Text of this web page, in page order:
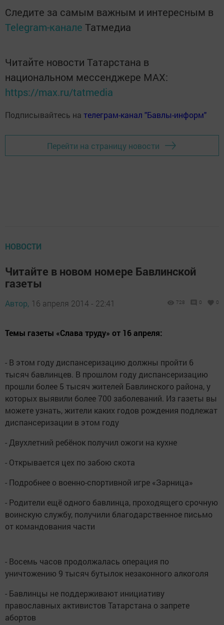
Следите за самым важным и интересным в
Telegram-канале Татмедиа
Читайте новости Татарстана в
национальном мессенджере MАХ:
https://max.ru/tatmedia
Подписывайтесь на телеграм-канал "Бавлы-информ"
Перейти на страницу новости
НОВОСТИ
Читайте в новом номере Бавлинской
газеты
Автор, 16 апреля 2014 - 22:41 728 0 0
Темы газеты «Слава труду» от 16 апреля:
- В этом году диспансеризацию должны пройти 6
тысяч бавлинцев. В прошлом году диспансеризацию
прошли более 5 тысяч жителей Бавлинского района, у
которых выявили более 700 заболеваний. Из газеты вы
можете узнать, жители каких годов рождения подлежат
диспансеризации в этом году
- Двухлетний ребёнок получил ожоги на кухне
- Открывается цех по забою скота
- Подробнее о военно-спортивной игре «Зарница»
- Родители ещё одного бавлинца, проходящего срочную
воинскую службу, получили благодарственное письмо
от командования части
- Восемь часов продолжалась операция по
уничтожению 9 тысяч бутылок незаконного алкоголя
- Бавлинцы не поддерживают инициативу
православных активистов Татарстана о запрете
абортов